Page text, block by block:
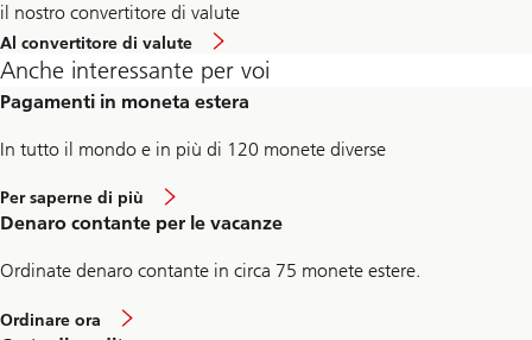
il nostro convertitore di valute
Al convertitore di valute
Anche interessante per voi
Pagamenti in moneta estera
In tutto il mondo e in più di 120 monete diverse
Per saperne di più
Denaro contante per le vacanze
Ordinate denaro contante in circa 75 monete estere.
Ordinare ora